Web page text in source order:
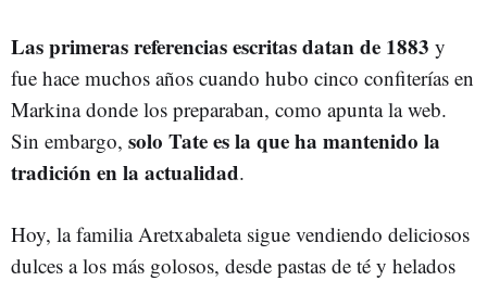
Las primeras referencias escritas datan de 1883 y
fue hace muchos años cuando hubo cinco confiterías en
Markina donde los preparaban, como apunta la web.
Sin embargo, solo Tate es la que ha mantenido la
tradición en la actualidad.
Hoy, la familia Aretxabaleta sigue vendiendo deliciosos
dulces a los más golosos, desde pastas de té y helados